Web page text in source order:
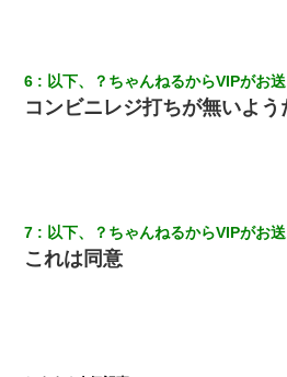
生保レディと行為する為に駆け引きし
6 以下、？ちゃんねるからVIPがお
コンビニレジ打ちが無いよう
7 以下、？ちゃんねるからVIPがお
これは同意